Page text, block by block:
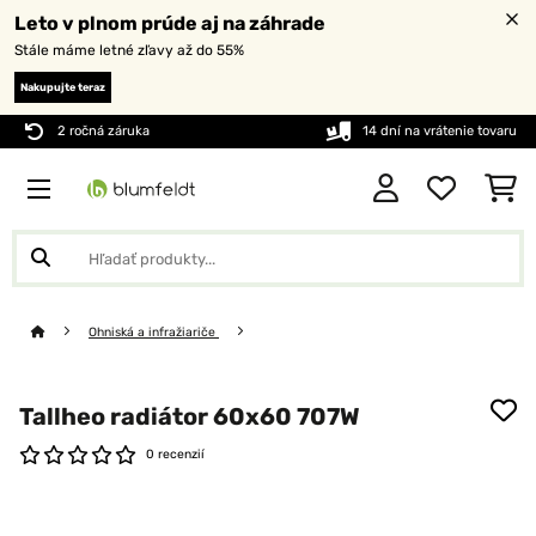
Leto v plnom prúde aj na záhrade
Stále máme letné zľavy až do 55%
Nakupujte teraz
2 ročná záruka 14 dní na vrátenie tovaru
Ohniská a infražiariče
Tallheo radiátor 60x60 707W
0 recenzií